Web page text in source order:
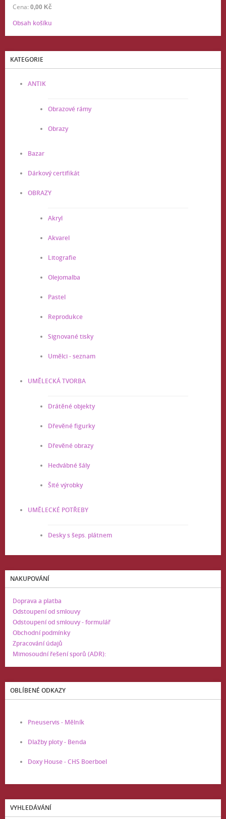
Cena: 0,00 Kč
Obsah košíku
KATEGORIE
ANTIK
Obrazové rámy
Obrazy
Bazar
Dárkový certifikát
OBRAZY
Akryl
Akvarel
Litografie
Olejomalba
Pastel
Reprodukce
Signované tisky
Umělci - seznam
UMĚLECKÁ TVORBA
Drátěné objekty
Dřevěné figurky
Dřevěné obrazy
Hedvábné šály
Šité výrobky
UMĚLECKÉ POTŘEBY
Desky s šeps. plátnem
NAKUPOVÁNÍ
Doprava a platba
Odstoupení od smlouvy
Odstoupení od smlouvy - formulář
Obchodní podmínky
Zpracování údajů
Mimosoudní řešení sporů (ADR):
OBLÍBENÉ ODKAZY
Pneuservis - Mělník
Dlažby ploty - Benda
Doxy House - CHS Boerboel
VYHLEDÁVÁNÍ